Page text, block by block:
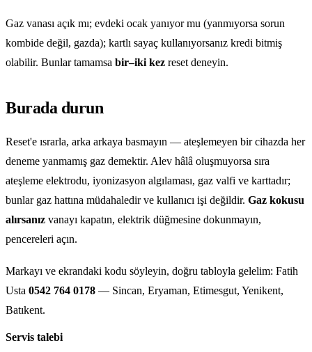
Gaz vanası açık mı; evdeki ocak yanıyor mu (yanmıyorsa sorun
kombide değil, gazda); kartlı sayaç kullanıyorsanız kredi bitmiş
olabilir. Bunlar tamamsa bir–iki kez reset deneyin.
Burada durun
Reset'e ısrarla, arka arkaya basmayın — ateşlemeyen bir cihazda her
deneme yanmamış gaz demektir. Alev hâlâ oluşmuyorsa sıra
ateşleme elektrodu, iyonizasyon algılaması, gaz valfi ve karttadır;
bunlar gaz hattına müdahaledir ve kullanıcı işi değildir. Gaz kokusu
alırsanız vanayı kapatın, elektrik düğmesine dokunmayın,
pencereleri açın.
Markayı ve ekrandaki kodu söyleyin, doğru tabloyla gelelim: Fatih
Usta 0542 764 0178 — Sincan, Eryaman, Etimesgut, Yenikent,
Batıkent.
Servis talebi